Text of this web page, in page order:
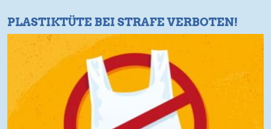
PLASTIKTÜTE BEI STRAFE VERBOTEN!